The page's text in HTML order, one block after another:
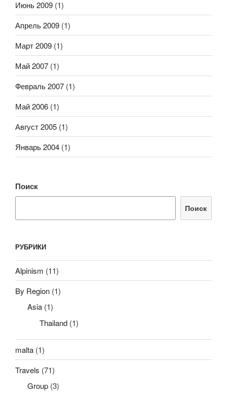
Июнь 2009 (1)
Апрель 2009 (1)
Март 2009 (1)
Май 2007 (1)
Февраль 2007 (1)
Май 2006 (1)
Август 2005 (1)
Январь 2004 (1)
Поиск
Поиск
РУБРИКИ
Alpinism (11)
By Region (1)
Asia (1)
Thailand (1)
malta (1)
Travels (71)
Group (3)